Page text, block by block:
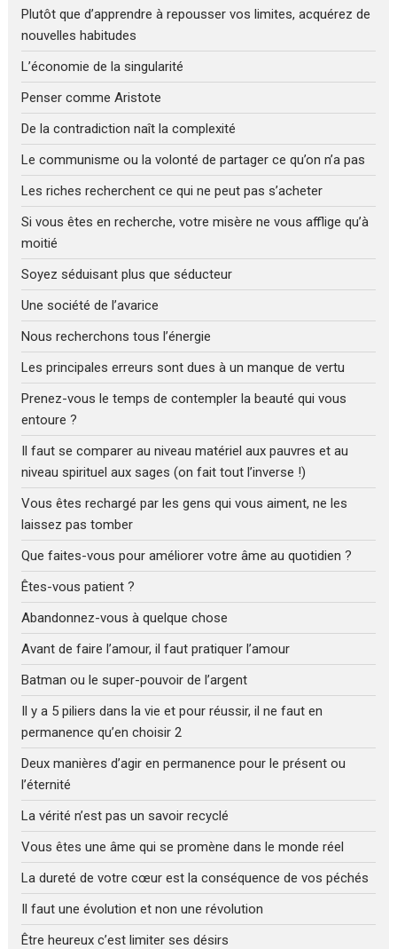
Plutôt que d’apprendre à repousser vos limites, acquérez de
nouvelles habitudes
L’économie de la singularité
Penser comme Aristote
De la contradiction naît la complexité
Le communisme ou la volonté de partager ce qu’on n’a pas
Les riches recherchent ce qui ne peut pas s’acheter
Si vous êtes en recherche, votre misère ne vous afflige qu’à
moitié
Soyez séduisant plus que séducteur
Une société de l’avarice
Nous recherchons tous l’énergie
Les principales erreurs sont dues à un manque de vertu
Prenez-vous le temps de contempler la beauté qui vous
entoure ?
Il faut se comparer au niveau matériel aux pauvres et au
niveau spirituel aux sages (on fait tout l’inverse !)
Vous êtes rechargé par les gens qui vous aiment, ne les
laissez pas tomber
Que faites-vous pour améliorer votre âme au quotidien ?
Êtes-vous patient ?
Abandonnez-vous à quelque chose
Avant de faire l’amour, il faut pratiquer l’amour
Batman ou le super-pouvoir de l’argent
Il y a 5 piliers dans la vie et pour réussir, il ne faut en
permanence qu’en choisir 2
Deux manières d’agir en permanence pour le présent ou
l’éternité
La vérité n’est pas un savoir recyclé
Vous êtes une âme qui se promène dans le monde réel
La dureté de votre cœur est la conséquence de vos péchés
Il faut une évolution et non une révolution
Être heureux c’est limiter ses désirs